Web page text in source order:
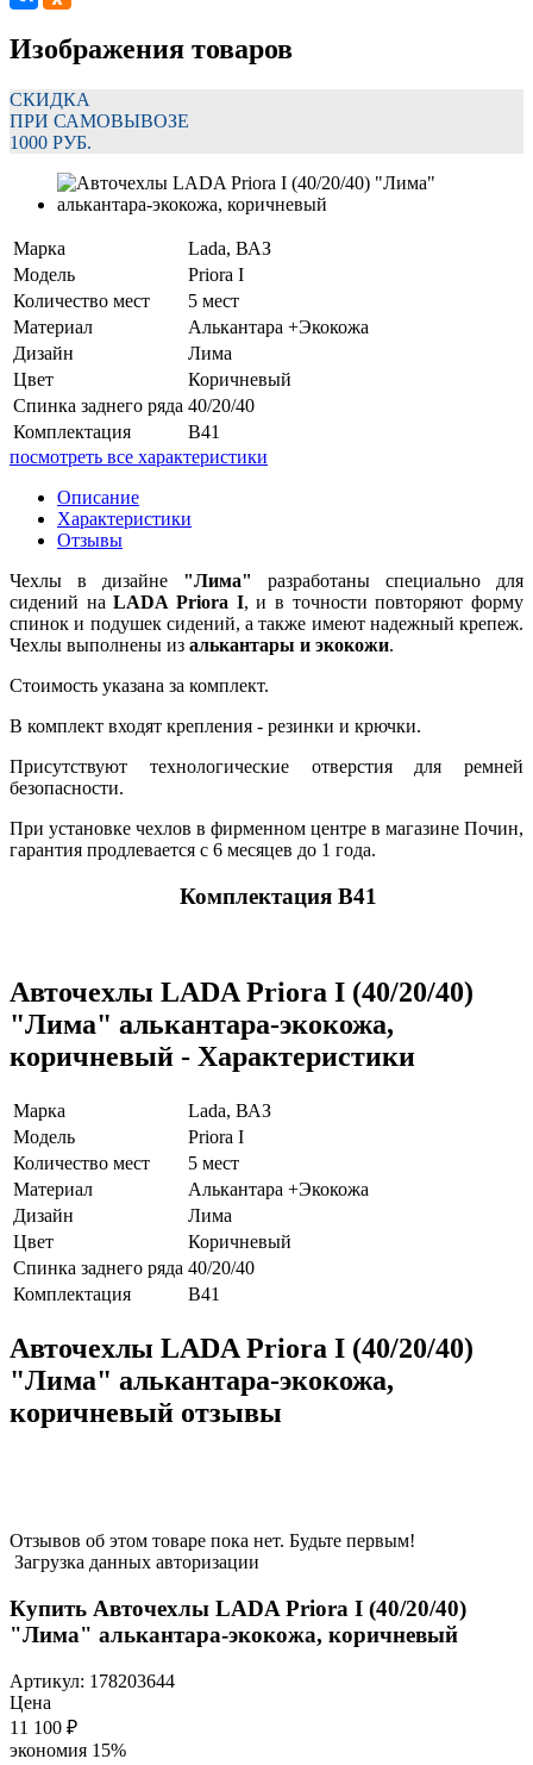
Изображения товаров
СКИДКА
ПРИ САМОВЫВОЗЕ
1000 РУБ.
Марка
Lada, ВАЗ
Модель
Priora I
Количество мест
5 мест
Материал
Алькантара +Экокожа
Дизайн
Лима
Цвет
Коричневый
Спинка заднего ряда 40/20/40
Комплектация
В41
посмотреть все характеристики
Описание
Характеристики
Отзывы
Чехлы в дизайне "Лима"
разработаны специально для
сидений наLADA Priora I, и в точности повторяют форму
спинок и подушек сидений, а также имеют надежный крепеж.
Чехлы выполнены из алькантары и экокожи.
Стоимость указана за комплект.
В комплект входят крепления - резинки и крючки.
Присутствуют технологические отверстия для ремней
безопасности.
При установке чехлов в фирменном центре в магазине Почин,
гарантия продлевается с 6 месяцев до 1 года.
Комплектация В41
Авточехлы LADA Priora I (40/20/40)
"Лима" алькантара-экокожа,
коричневый - Характеристики
Марка
Lada, ВАЗ
Модель
Priora I
Количество мест
5 мест
Материал
Алькантара +Экокожа
Дизайн
Лима
Цвет
Коричневый
Спинка заднего ряда 40/20/40
Комплектация
В41
Авточехлы LADA Priora I (40/20/40)
"Лима" алькантара-экокожа,
коричневый отзывы
Отзывов об этом товаре пока нет. Будьте первым!
Загрузка данных авторизации
Купить Авточехлы LADA Priora I (40/20/40)
"Лима" алькантара-экокожа, коричневый
Артикул: 178203644
Цена
11 100 ₽
экономия 15%